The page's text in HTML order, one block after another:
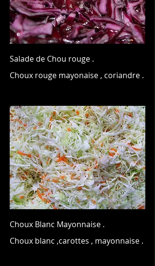
Salade de Chou rouge .
Choux rouge mayonaise , coriandre .
Choux Blanc Mayonnaise .
Choux blanc ,carottes , mayonnaise .